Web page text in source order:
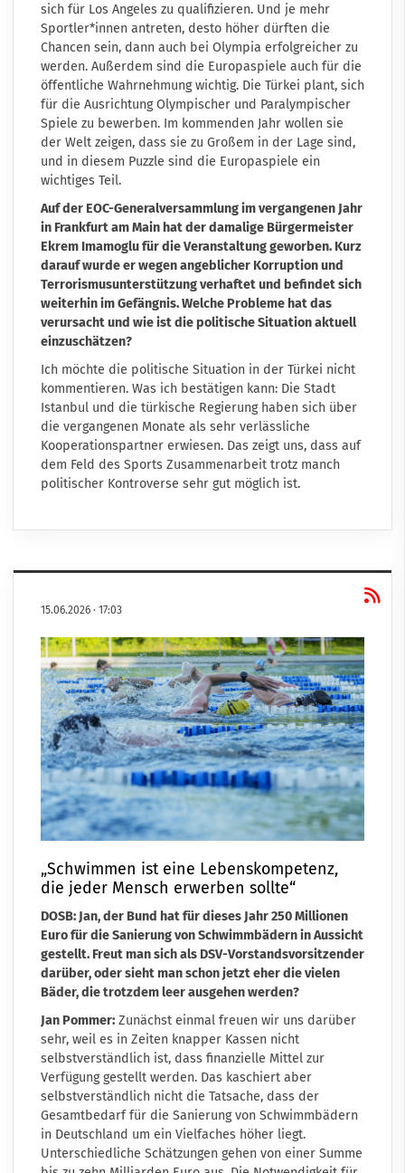
sich für Los Angeles zu qualifizieren. Und je mehr
Sportler*innen antreten, desto höher dürften die
Chancen sein, dann auch bei Olympia erfolgreicher zu
werden. Außerdem sind die Europaspiele auch für die
öffentliche Wahrnehmung wichtig. Die Türkei plant, sich
für die Ausrichtung Olympischer und Paralympischer
Spiele zu bewerben. Im kommenden Jahr wollen sie
der Welt zeigen, dass sie zu Großem in der Lage sind,
und in diesem Puzzle sind die Europaspiele ein
wichtiges Teil.
Auf der EOC-Generalversammlung im vergangenen Jahr
in Frankfurt am Main hat der damalige Bürgermeister
Ekrem Imamoglu für die Veranstaltung geworben. Kurz
darauf wurde er wegen angeblicher Korruption und
Terrorismusunterstützung verhaftet und befindet sich
weiterhin im Gefängnis. Welche Probleme hat das
verursacht und wie ist die politische Situation aktuell
einzuschätzen?
Ich möchte die politische Situation in der Türkei nicht
kommentieren. Was ich bestätigen kann: Die Stadt
Istanbul und die türkische Regierung haben sich über
die vergangenen Monate als sehr verlässliche
Kooperationspartner erwiesen. Das zeigt uns, dass auf
dem Feld des Sports Zusammenarbeit trotz manch
politischer Kontroverse sehr gut möglich ist.
15.06.2026 · 17:03
„Schwimmen ist eine Lebenskompetenz,
die jeder Mensch erwerben sollte“
DOSB: Jan, der Bund hat für dieses Jahr 250 Millionen
Euro für die Sanierung von Schwimmbädern in Aussicht
gestellt. Freut man sich als DSV-Vorstandsvorsitzender
darüber, oder sieht man schon jetzt eher die vielen
Bäder, die trotzdem leer ausgehen werden?
Jan Pommer: Zunächst einmal freuen wir uns darüber
sehr, weil es in Zeiten knapper Kassen nicht
selbstverständlich ist, dass finanzielle Mittel zur
Verfügung gestellt werden. Das kaschiert aber
selbstverständlich nicht die Tatsache, dass der
Gesamtbedarf für die Sanierung von Schwimmbädern
in Deutschland um ein Vielfaches höher liegt.
Unterschiedliche Schätzungen gehen von einer Summe